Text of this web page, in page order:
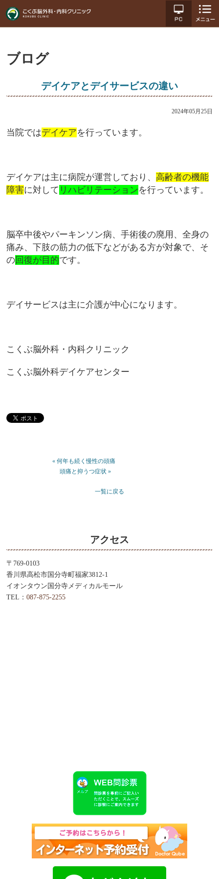
ブログ
デイケアとデイサービスの違い
2024年05月25日
当院ではデイケアを行っています。
デイケアは主に病院が運営しており、 高齢者の機能
障害に対して リハビリテーションを行っています。
脳卒中後やパーキンソン病、手術後の廃用、全身の
痛み、下肢の筋力の低下などがある方が対象で、そ
の回復が目的です。
デイサービスは主に介護が中心になります。
こくぶ脳外科・内科クリニック
こくぶ脳外科デイケアセンター
« 何年も続く慢性の頭痛
頭痛と抑うつ症状 »
一覧に戻る
アクセス
〒769-0103
香川県高松市国分寺町福家3812-1
イオンタウン国分寺メディカルモール
TEL：087-875-2255